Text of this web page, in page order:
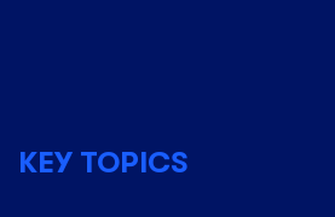
KEY TOPICS